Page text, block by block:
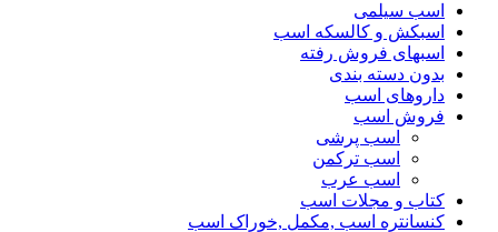
اسب سیلمی
اسبکش و کالسکه اسب
اسبهای فروش رفته
بدون دسته بندی
داروهای اسب
فروش اسب
اسب پرشی
اسب ترکمن
اسب عرب
کتاب و مجلات اسب
کنسانتره اسب ,مکمل ,خوراک اسب